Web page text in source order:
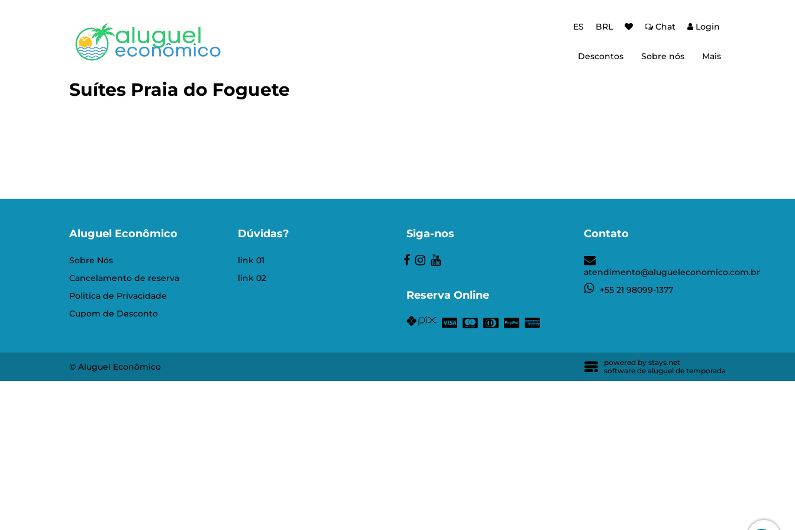
ES BRL Chat Login
Descontos Sobre nós Mais
Suítes Praia do Foguete
Aluguel Econômico
Sobre Nós
Cancelamento de reserva
Politica de Privacidade
Cupom de Desconto
Dúvidas?
link 01
link 02
Siga-nos
Reserva Online
Contato
atendimento@alugueleconomico.com.br
+55 21 98099-1377
© Aluguel Econômico
powered by stays.net
software de aluguel de temporada